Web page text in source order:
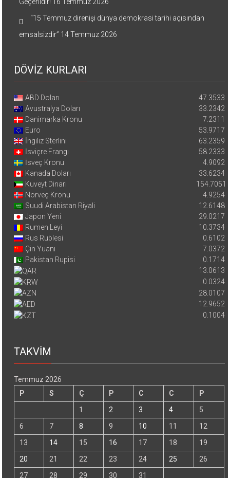
“15 Temmuz direnişi dünya demokrasi tarihi açısından
emsalsizdir” 14 Temmuz 2026
DÖVİZ KURLARI
ABD Doları
47.3533
Avustralya Doları
33.2342
Danimarka Kronu
7.2311
Euro
53.9717
İngiliz Sterlini
63.2359
İsviçre Frangı
58.2333
İsveç Kronu
4.9092
Kanada Doları
33.6234
Kuveyt Dinarı
154.7051
Norveç Kronu
4.9254
Suudi Arabistan Riyali
12.6148
Japon Yeni
29.0217
Rumen Leyi
10.3734
Rus Rublesi
0.6102
Çin Yuanı
7.0372
Pakistan Rupisi
0.1714
13.0613
0.0324
28.0107
12.9652
0.1004
TAKVİM
Temmuz 2026
P
S Ç P C C
P
1
2 3 4
5
6
7 8 9 10 11
12
13
14 15 16 17 18
19
20
21 22 23 24 25
26
27
28 29 30 31